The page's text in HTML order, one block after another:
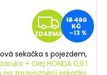
Z
D
A
ZDARMA
18 490
KČ
–13 %
sekačka s pojezdem,
+ Olej HONDA 0,6 l
na zprovoznění sekačky